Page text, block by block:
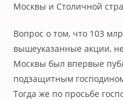
Москвы и Столичной
Вопрос о том, что 103
вышеуказанные акции,
Москвы был впервые
подзащитным
Тогда же по просьбе